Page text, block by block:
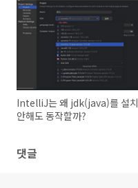
기화)
IntelliJ는 왜 jdk(java)를 설치
안해도 동작할까?
댓글